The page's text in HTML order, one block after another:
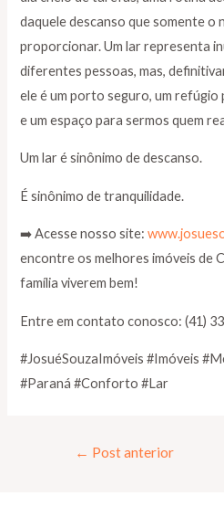
daquele descanso que somente o
proporcionar. Um lar representa
diferentes pessoas, mas,
ele é um porto seguro, um
e um espaço para sermos quem
Um lar é sinônimo de descanso.
É sinônimo de tranquilidade.
➡️ Acesse nosso site:
encontre os melhores imóveis de
família viverem bem!
Entre em contato conosco: (41)
#JosuéSouzaImóveis #Imóveis
#Paraná #Conforto #Lar
← Post anterior